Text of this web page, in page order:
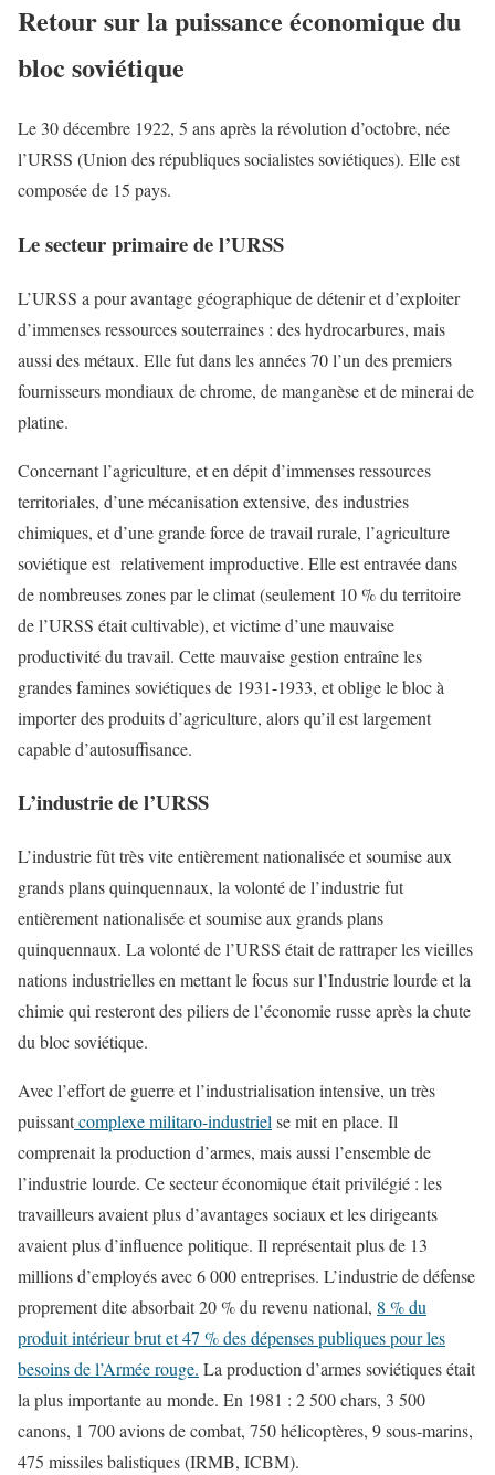
Retour sur la puissance économique du
bloc soviétique
Le 30 décembre 1922, 5 ans après la révolution d’octobre, née
l’URSS (Union des républiques socialistes soviétiques). Elle est
composée de 15 pays.
Le secteur primaire de l’URSS
L’URSS a pour avantage géographique de détenir et d’exploiter
d’immenses ressources souterraines : des hydrocarbures, mais
aussi des métaux. Elle fut dans les années 70 l’un des premiers
fournisseurs mondiaux de chrome, de manganèse et de minerai de
platine.
Concernant l’agriculture, et en dépit d’immenses ressources
territoriales, d’une mécanisation extensive, des industries
chimiques, et d’une grande force de travail rurale, l’agriculture
soviétique est relativement improductive. Elle est entravée dans
de nombreuses zones par le climat (seulement 10 % du territoire
de l’URSS était cultivable), et victime d’une mauvaise
productivité du travail. Cette mauvaise gestion entraîne les
grandes famines soviétiques de 1931-1933, et oblige le bloc à
importer des produits d’agriculture, alors qu’il est largement
capable d’autosuffisance.
L’industrie de l’URSS
L’industrie fût très vite entièrement nationalisée et soumise aux
grands plans quinquennaux, la volonté de l’industrie fut
entièrement nationalisée et soumise aux grands plans
quinquennaux. La volonté de l’URSS était de rattraper les vieilles
nations industrielles en mettant le focus sur l’Industrie lourde et la
chimie qui resteront des piliers de l’économie russe après la chute
du bloc soviétique.
Avec l’effort de guerre et l’industrialisation intensive, un très
puissantcomplexe militaro-industriel se mit en place. Il
comprenait la production d’armes, mais aussi l’ensemble de
l’industrie lourde. Ce secteur économique était privilégié : les
travailleurs avaient plus d’avantages sociaux et les dirigeants
avaient plus d’influence politique. Il représentait plus de 13
millions d’employés avec 6 000 entreprises. L’industrie de défense
proprement dite absorbait 20 % du revenu national, 8 % du
produit intérieur brut et 47 % des dépenses publiques pour les
besoins de l’Armée rouge. La production d’armes soviétiques était
la plus importante au monde. En 1981 : 2 500 chars, 3 500
canons, 1 700 avions de combat, 750 hélicoptères, 9 sous-marins,
475 missiles balistiques (IRMB, ICBM).